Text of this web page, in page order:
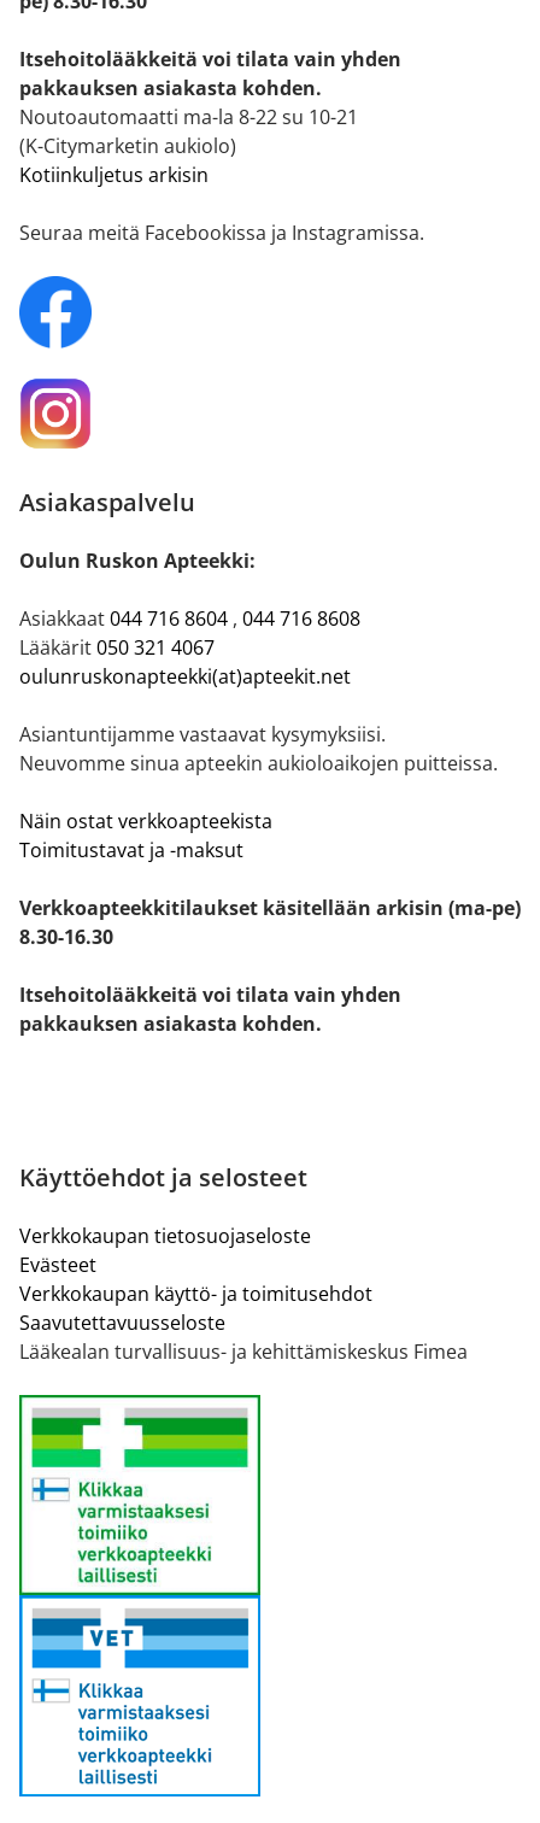
Itsehoitolääkkeitä voi tilata vain yhden
pakkauksen asiakasta kohden.
Noutoautomaatti ma-la 8-22 su 10-21
(K-Citymarketin aukiolo)
Kotiinkuljetus arkisin
Seuraa meitä Facebookissa ja Instagramissa.
Asiakaspalvelu
Oulun Ruskon Apteekki:
Asiakkaat044 716 8604 , 044 716 8608
Lääkärit050 321 4067
oulunruskonapteekki(at)apteekit.net
Asiantuntijamme vastaavat kysymyksiisi.
Neuvomme sinua apteekin aukioloaikojen puitteissa.
Näin ostat verkkoapteekista
Toimitustavat ja -maksut
Verkkoapteekkitilaukset käsitellään arkisin (ma-pe)
8.30-16.30
Itsehoitolääkkeitä voi tilata vain yhden
pakkauksen asiakasta kohden.
Käyttöehdot ja selosteet
Verkkokaupan tietosuojaseloste
Evästeet
Verkkokaupan käyttö- ja toimitusehdot
Saavutettavuusseloste
Lääkealan turvallisuus- ja kehittämiskeskus Fimea